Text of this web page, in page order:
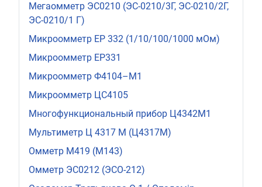
Мегаомметр ЭС0210 (ЭС-0210/3Г, ЭС-0210/2Г,
ЭС-0210/1 Г)
Микроомметр ЕР 332 (1/10/100/1000 мОм)
Микроомметр ЕР331
Микроомметр Ф4104–М1
Микроомметр ЦС4105
Многофункциональный прибор Ц4342М1
Мультиметр Ц 4317 М (Ц4317М)
Омметр М419 (М143)
Омметр ЭС0212 (ЭСО-212)